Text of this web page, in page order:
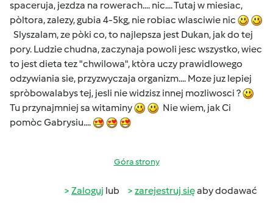
spaceruja, jezdza na rowerach.... nic.... Tutaj w miesiac,
pòltora, zalezy, gubia 4-5kg, nie robiac wlasciwie nic
Slyszalam, ze pòki co, to najlepsza jest Dukan, jak do tej
pory. Ludzie chudna, zaczynaja powoli jesc wszystko, wiec
to jest dieta tez "chwilowa", ktòra uczy prawidlowego
odzywiania sie, przyzwyczaja organizm.... Moze juz lepiej
spròbowalabys tej, jesli nie widzisz innej mozliwosci ?
Tu przynajmniej sa witaminy
Nie wiem, jak Ci
pomòc Gabrysiu....
Góra strony
Zaloguj lub zarejestruj sięaby dodawać